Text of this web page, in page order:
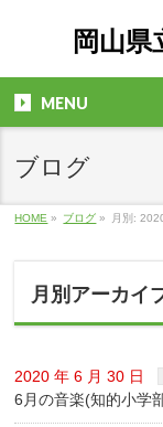
岡山県
MENU
ブログ
HOME » ブログ » 月別:
月別アーカイ
2020 年 6 月 30 日
6月の音楽(知的小学